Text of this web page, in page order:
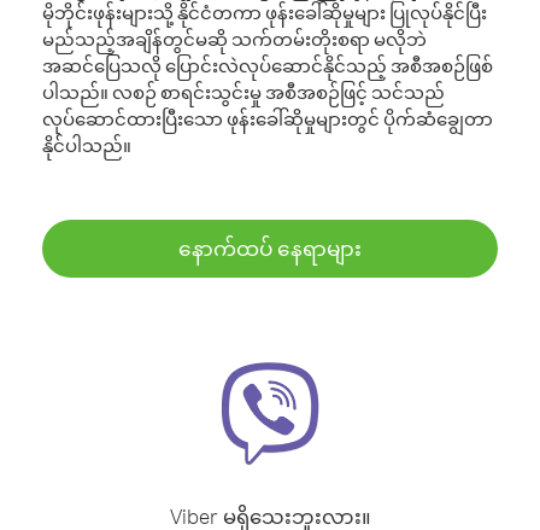
မိုဘိုင်းဖုန်းများသို့ နိုင်ငံတကာ ဖုန်းခေါ်ဆိုမှုများ ပြုလုပ်နိုင်ပြီး
မည်သည့်အချိန်တွင်မဆို သက်တမ်းတိုးစရာ မလိုဘဲ
အဆင်ပြေသလို ပြောင်းလဲလုပ်ဆောင်နိုင်သည့် အစီအစဉ်ဖြစ်
ပါသည်။ လစဉ် စာရင်းသွင်းမှု အစီအစဉ်ဖြင့် သင်သည်
လုပ်ဆောင်ထားပြီးသော ဖုန်းခေါ်ဆိုမှုများတွင် ပိုက်ဆံချွေတာ
နိုင်ပါသည်။
နောက်ထပ် နေရာများ
Viber မရှိသေးဘူးလား။